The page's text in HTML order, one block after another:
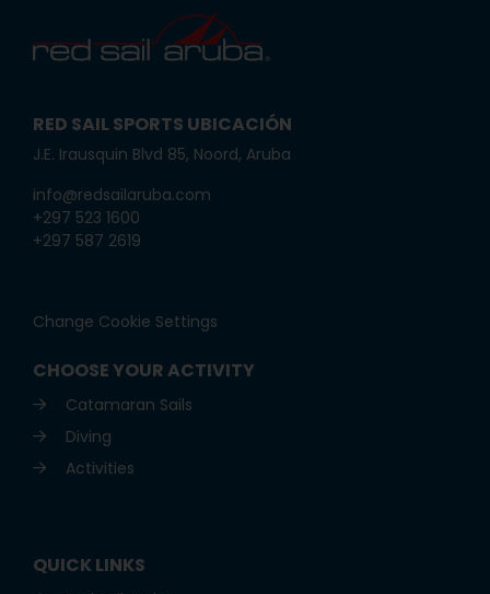
RED SAIL SPORTS UBICACIÓN
J.E. Irausquin Blvd 85, Noord, Aruba
info@redsailaruba.com
+297 523 1600
+297 587 2619
Change Cookie Settings
CHOOSE YOUR ACTIVITY
Catamaran Sails
Diving
Activities
QUICK LINKS